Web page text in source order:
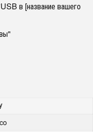
в [название вашего